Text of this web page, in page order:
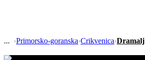
›Primorsko-goranska›Crikvenica›Dramalj